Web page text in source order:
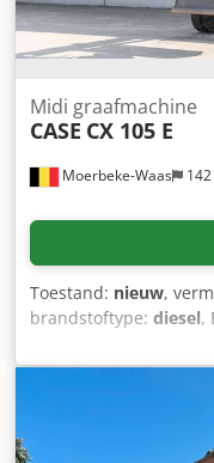
Moerbeke-Waas
Midi graafmachine
CASE CX 105 E
Toestand: nieuw,
brandstoftype: diesel,
kg Neem contact op
informatie.